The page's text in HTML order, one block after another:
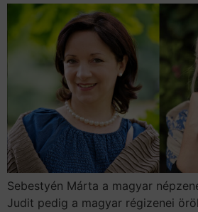
Sebestyén Márta a magyar
Judit pedig a magyar régizenei